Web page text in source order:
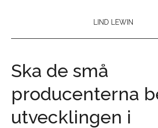
LIND LEWIN
Ska de små
producenterna
utvecklingen i